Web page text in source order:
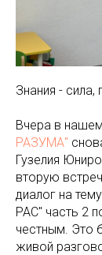
Знания -
Вчера в
РАЗУМА"
Гузелия
вторую
диалог на
РАС" часть 2
честным. Это
живой